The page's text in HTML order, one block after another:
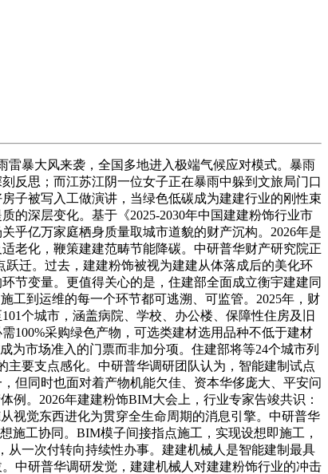
暴大风来袭，全国多地进入极端气候应对模式。暴雨
反思；而江苏江阴一位女子正在暴雨中躲到文旅局门口
子被写入工做演讲，当绿色低碳成为建建行业的刚性束
的深层变化。基于《2025-2030年中国建建粉饰行业市
乎亿万家庭栖身质量取城市道貌的财产沉构。2026年是
老化，鞭策建建范畴节能降碳。中研普华财产研究院正
迁。过去，建建粉饰被视为建建从体落成后的美化环
节变量。更值得关心的是，住建部全面成立衡宇建建同
工到运维的每一个环节都可逃溯、可监管。2025年，财
个城市，涵盖病院、学校、办公楼、保障性住房及旧
100%采购绿色产物，可选类建材选用品种不低于建材
市场准入的门票而非加分项。住建部将等24个城市列
要支点感化。中研普华调研团队认为，智能建制试点
但同时也面对着产物机能欠佳、资本华侈庞大、平安问
。2026年建建粉饰BIM大会上，行业专家告竣共识：
视觉东西进化为贯穿全生命周期的消息引擎。中研普华
施工协同。BIM模子间接指点施工，实现设想即施工，
一次付转向持续性办事。建建机械人是智能建制最具
中研普华调研发觉，建建机械人对建建粉饰行业的冲击